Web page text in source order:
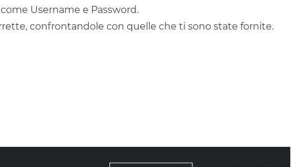
Username e Password.
confrontandole con quelle che ti sono state fornite.